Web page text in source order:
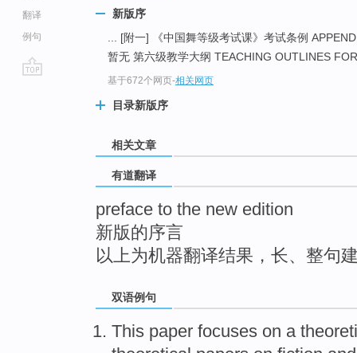
翻译
例句
新版序
... [附一] 《中国舞等级考试课》考试条例
暂无 第六级教学大纲 TEACHING OUTLINES
基于672个网页-相关网页
目录新版序
相关文章
有道翻译
preface to the new edition
新版的序言
以上为机器翻译结果，长、整句
双语例句
This paper focuses on a